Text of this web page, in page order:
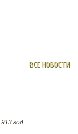
ВСЕ НОВОСТИ
год.